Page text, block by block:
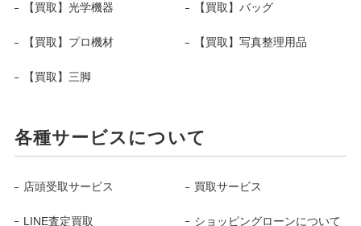
【買取】光学機器 【買取】バッグ
【買取】プロ機材 【買取】写真整理用品
【買取】三脚
各種サービスについて
店頭受取サービス 買取サービス
LINE査定買取 ショッピングローンについて